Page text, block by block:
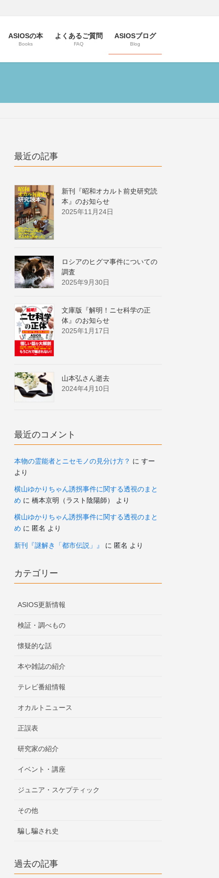
ASIOSの本
Books
よくあるご質問
FAQ
ASIOSブログ
Blog
最近の記事
新刊『昭和オカルト前史研究読
本』のお知らせ
2025年11月24日
ロシアのヒグマ事件についての
調査
2025年9月30日
文庫版『解明！ニセ科学の正
体』のお知らせ
2025年1月17日
山本弘さん逝去
2024年4月10日
最近のコメント
本物の霊能者とニセモノの見分け方？ にすー
より
横山ゆかりちゃん誘拐事件に関する透視のまと
め に橋本京明（ラスト陰陽師） より
横山ゆかりちゃん誘拐事件に関する透視のまと
め に 匿名 より
新刊『謎解き「都市伝説」』 に匿名 より
カテゴリー
ASIOS更新情報
検証・調べもの
懐疑的な話
本や雑誌の紹介
テレビ番組情報
オカルトニュース
正誤表
研究家の紹介
イベント・講座
ジュニア・スケプティック
その他
騙し騙され史
過去の記事